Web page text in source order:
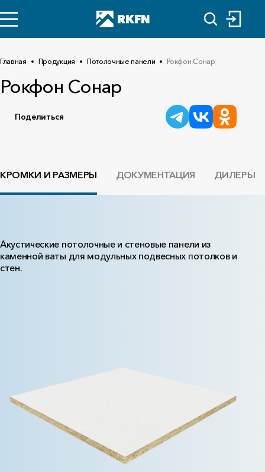
Главная Продукция Потолочные панели Рокфон Сонар
Рокфон Сонар
Поделиться
КРОМКИ И РАЗМЕРЫ ДОКУМЕНТАЦИЯ ДИЛЕРЫ
Акустические потолочные и стеновые панели из
каменной ваты для модульных подвесных потолков и
стен.